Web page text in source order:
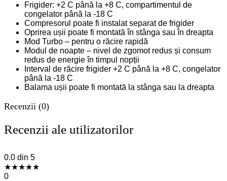
Frigider: +2 C până la +8 C, compartimentul de
congelator până la -18 C
Compresorul poate fi instalat separat de frigider
Oprirea ușii poate fi montată în stânga sau în dreapta
Mod Turbo – pentru o răcire rapidă
Modul de noapte – nivel de zgomot redus și consum
redus de energie în timpul nopții
Interval de răcire frigider +2 C până la +8 C, congelator
până la -18 C
Balama ușii poate fi montată la stânga sau la dreapta
Recenzii (0)
Recenzii ale utilizatorilor
0.0 din 5
★★★★★
0